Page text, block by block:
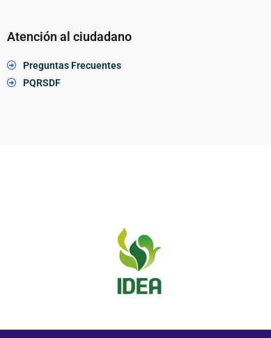
Atención al ciudadano
Preguntas Frecuentes
PQRSDF